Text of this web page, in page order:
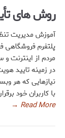
روش های
آموزش مدیریت
پلتفرم فروشگاهی
مردم از اینترنت
در زمینه تایید
نیازهایی که هر
با کاربران خود
Read More
→